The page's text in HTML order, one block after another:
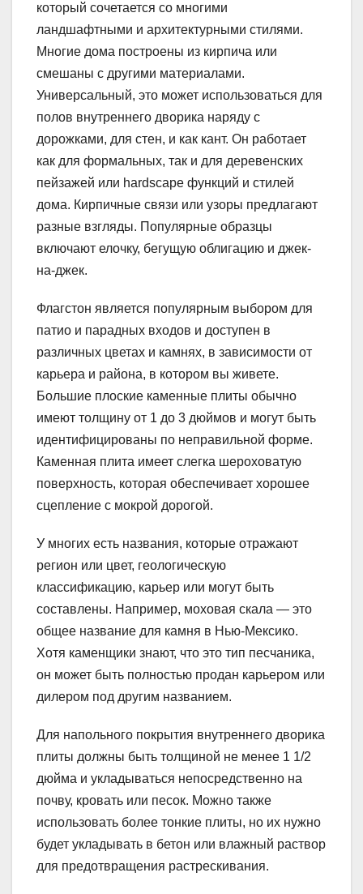
который сочетается со многими
ландшафтными и архитектурными стилями.
Многие дома построены из кирпича или
смешаны с другими материалами.
Универсальный, это может использоваться для
полов внутреннего дворика наряду с
дорожками, для стен, и как кант. Он работает
как для формальных, так и для деревенских
пейзажей или hardscape функций и стилей
дома. Кирпичные связи или узоры предлагают
разные взгляды. Популярные образцы
включают елочку, бегущую облигацию и джек-
на-джек.
Флагстон является популярным выбором для
патио и парадных входов и доступен в
различных цветах и ​​камнях, в зависимости от
карьера и района, в котором вы живете.
Большие плоские каменные плиты обычно
имеют толщину от 1 до 3 дюймов и могут быть
идентифицированы по неправильной форме.
Каменная плита имеет слегка шероховатую
поверхность, которая обеспечивает хорошее
сцепление с мокрой дорогой.
У многих есть названия, которые отражают
регион или цвет, геологическую
классификацию, карьер или могут быть
составлены. Например, моховая скала — это
общее название для камня в Нью-Мексико.
Хотя каменщики знают, что это тип песчаника,
он может быть полностью продан карьером или
дилером под другим названием.
Для напольного покрытия внутреннего дворика
плиты должны быть толщиной не менее 1 1/2
дюйма и укладываться непосредственно на
почву, кровать или песок. Можно также
использовать более тонкие плиты, но их нужно
будет укладывать в бетон или влажный раствор
для предотвращения растрескивания.